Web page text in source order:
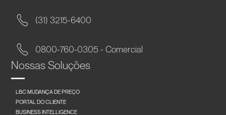
(31) 3215-6400
0800-760-0305 - Comercial
Nossas Soluções
LBC MUDANÇA DE PREÇO
PORTAL DO CLIENTE
BUSINESS INTELLIGENCE